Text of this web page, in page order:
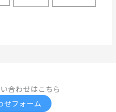
合わせはこちら
せフォーム